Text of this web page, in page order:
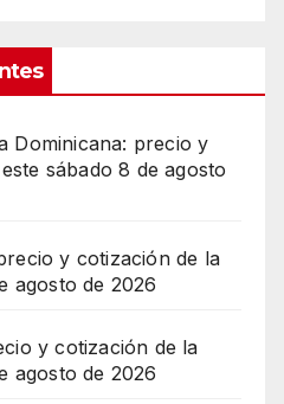
Dominicana: precio y
sábado 8 de agosto
y cotización de la
agosto de 2026
y cotización de la
agosto de 2026